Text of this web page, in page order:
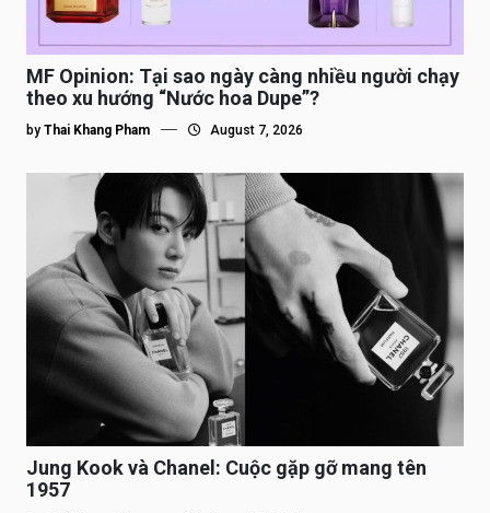
MF Opinion: Tại sao ngày càng nhiều người chạy
theo xu hướng “Nước hoa Dupe”?
by Thai Khang Pham August 7, 2026
Jung Kook và Chanel: Cuộc gặp gỡ mang tên
1957